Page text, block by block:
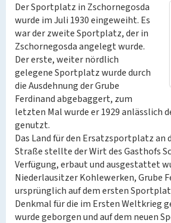
Der Sportplatz in Zschornegosda
wurde im Juli 1930 eingeweiht. Es
war der zweite Sportplatz, der in
Zschornegosda angelegt wurde.
Der erste, weiter nördlich
gelegene Sportplatz wurde durch
die Ausdehnung der Grube
Ferdinand abgebaggert, zum
letzten Mal wurde er 1929 anlässlich
genutzt.
Das Land für den Ersatzsportplatz an
Straße stellte der Wirt des Gasthofs
Verfügung, erbaut und ausgestattet
Niederlausitzer Kohlewerken, Grube
ursprünglich auf dem ersten
Denkmal für die im Ersten Weltkrieg
wurde geborgen und auf dem neuen